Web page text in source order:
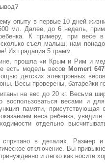
опыту в первые 10 дней
мл. Далее, до 6 недель,
К примеру, при весе
съел малыш, нам
Их градация 5 грамм.
прошла «и Крым и Рим и
есть модель весов Momert
детских электронных
Весы проверены, батарейки
на вес до 20 кг. Весьма
воспользоваться весами и
памяти, присутствующая
веса ребенка,
отдельно
в деталях. Размер и
отключение. Вы
и легко как носите